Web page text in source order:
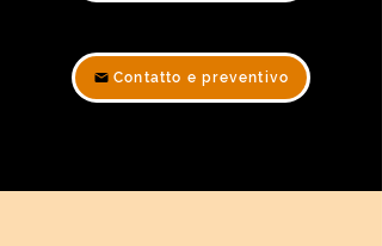
Contatto e preventivo